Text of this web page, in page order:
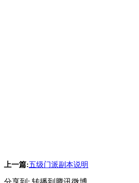
上一篇:五级门派副本说明